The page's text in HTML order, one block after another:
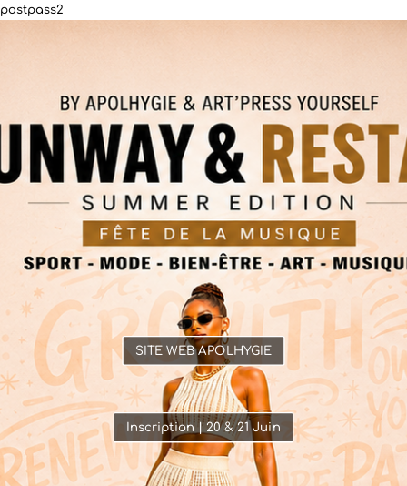
postpass2
SITE WEB APOLHYGIE
Inscription | 20 & 21 Juin